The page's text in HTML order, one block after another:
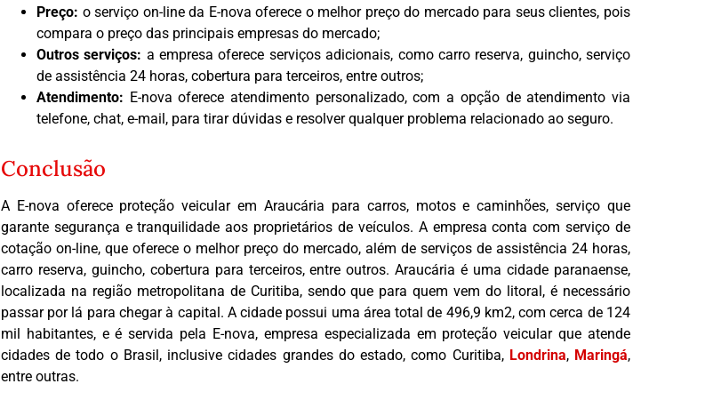
Preço: o serviço on-line da E-nova oferece o melhor preço do mercado para seus clientes, pois
compara o preço das principais empresas do mercado;
Outros serviços: a empresa oferece serviços adicionais, como carro reserva, guincho, serviço
de assistência 24 horas, cobertura para terceiros, entre outros;
Atendimento: E-nova oferece atendimento personalizado, com a opção de atendimento via
telefone, chat, e-mail, para tirar dúvidas e resolver qualquer problema relacionado ao seguro.
Conclusão
A E-nova oferece proteção veicular em Araucária para carros, motos e caminhões, serviço que
garante segurança e tranquilidade aos proprietários de veículos. A empresa conta com serviço de
cotação on-line, que oferece o melhor preço do mercado, além de serviços de assistência 24 horas,
carro reserva, guincho, cobertura para terceiros, entre outros. Araucária é uma cidade paranaense,
localizada na região metropolitana de Curitiba, sendo que para quem vem do litoral, é necessário
passar por lá para chegar à capital. A cidade possui uma área total de 496,9 km2, com cerca de 124
mil habitantes, e é servida pela E-nova, empresa especializada em proteção veicular que atende
cidades de todo o Brasil, inclusive cidades grandes do estado, como Curitiba, Londrina, Maringá,
entre outras.